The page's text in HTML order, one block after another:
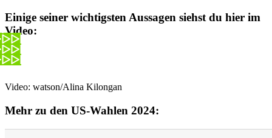
Einige seiner wichtigsten Aussagen siehst du hier im
Video:
Video: watson/Alina Kilongan
Mehr zu den US-Wahlen 2024: